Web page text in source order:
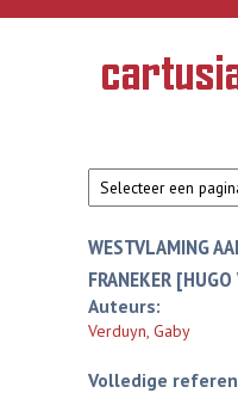
Overslaan en naar de inhoud
Geschiedenis
van de
WESTVLAMING
FRANEKER
Auteurs:
Verduyn, Gaby
Volledige